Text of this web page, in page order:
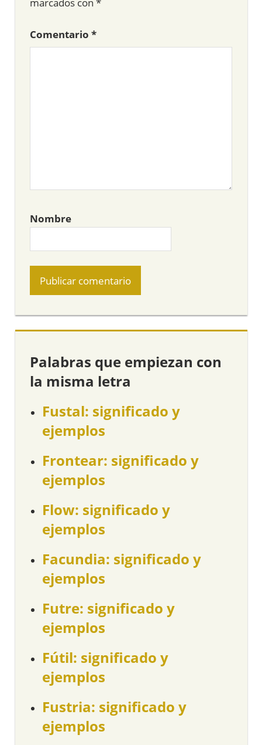
Comentario *
Nombre
Palabras que empiezan con
la misma letra
Fustal: significado y
ejemplos
Frontear: significado y
ejemplos
Flow: significado y
ejemplos
Facundia: significado y
ejemplos
Futre: significado y
ejemplos
Fútil: significado y
ejemplos
Fustria: significado y
ejemplos